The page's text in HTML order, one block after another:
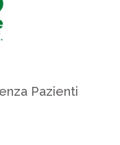
Pazienti